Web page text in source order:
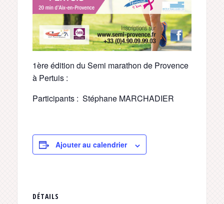
1ère édition du Semi marathon de Provence
à Pertuis :
Participants : Stéphane MARCHADIER
Ajouter au calendrier
DÉTAILS